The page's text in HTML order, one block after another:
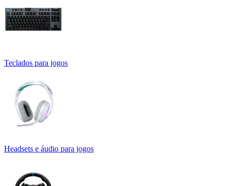
Teclados para jogos
Headsets e áudio para jogos